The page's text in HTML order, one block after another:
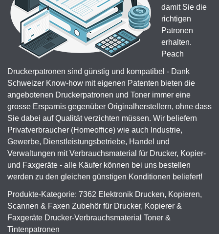
damit Sie die
richtigen
Patronen
erhalten.
Peach
Druckerpatronen sind günstig und kompatibel - Dank
Schweizer Know-how mit eigenen Patenten bieten die
angebotenen Druckerpatronen und Toner immer eine
grosse Ersparnis gegenüber Originalherstellern, ohne dass
Sie dabei auf Qualität verzichten müssen. Wir beliefern
Privatverbraucher (Homeoffice) wie auch Industrie,
Gewerbe, Dienstleistungsbetriebe, Handel und
Verwaltungen mit Verbrauchsmaterial für Drucker, Kopier-
und Faxgeräte - alle Käufer können bei uns bestellen
werden zu den gleichen günstigen Konditionen beliefert!
Produkte-Kategorie: 7362 Elektronik Drucken, Kopieren,
Scannen & Faxen Zubehör für Drucker, Kopierer &
Faxgeräte Drucker-Verbrauchsmaterial Toner &
Tintenpatronen